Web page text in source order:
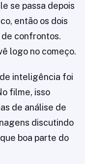
se passa depois
então os dois
de confrontos.
logo no começo.
inteligência foi
filme, isso
de análise de
discutindo
boa parte do